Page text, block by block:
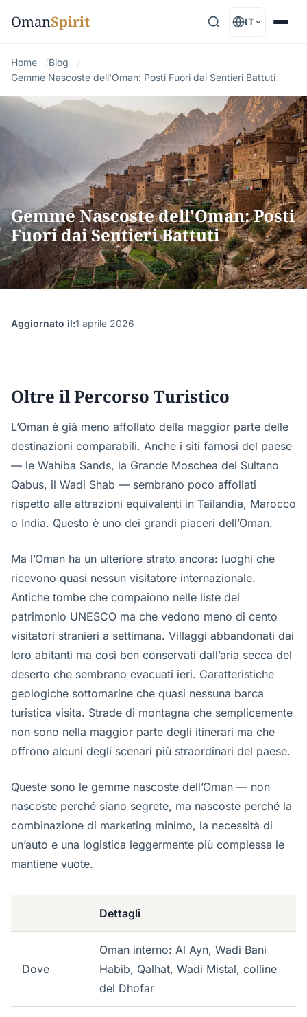
OmanSpirit IT
Home
Blog
Gemme Nascoste dell'Oman: Posti Fuori dai Sentieri Battuti
Gemme Nascoste dell'Oman: Posti
Fuori dai Sentieri Battuti
Aggiornato il:1 aprile 2026
Oltre il Percorso Turistico
L’Oman è già meno affollato della maggior parte delle
destinazioni comparabili. Anche i siti famosi del paese
— le Wahiba Sands, la Grande Moschea del Sultano
Qabus, il Wadi Shab — sembrano poco affollati
rispetto alle attrazioni equivalenti in Tailandia, Marocco
o India. Questo è uno dei grandi piaceri dell’Oman.
Ma l’Oman ha un ulteriore strato ancora: luoghi che
ricevono quasi nessun visitatore internazionale.
Antiche tombe che compaiono nelle liste del
patrimonio UNESCO ma che vedono meno di cento
visitatori stranieri a settimana. Villaggi abbandonati dai
loro abitanti ma così ben conservati dall’aria secca del
deserto che sembrano evacuati ieri. Caratteristiche
geologiche sottomarine che quasi nessuna barca
turistica visita. Strade di montagna che semplicemente
non sono nella maggior parte degli itinerari ma che
offrono alcuni degli scenari più straordinari del paese.
Queste sono le gemme nascoste dell’Oman — non
nascoste perché siano segrete, ma nascoste perché la
combinazione di marketing minimo, la necessità di
un’auto e una logistica leggermente più complessa le
mantiene vuote.
Dettagli
Dove
Oman interno: Al Ayn, Wadi Bani
Habib, Qalhat, Wadi Mistal, colline
del Dhofar